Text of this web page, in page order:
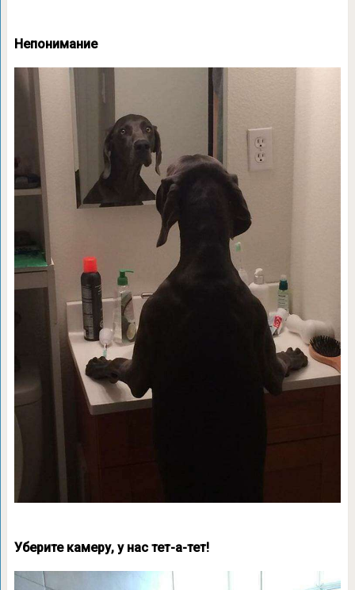
Непонимание
Уберите камеру, у нас тет-а-тет!